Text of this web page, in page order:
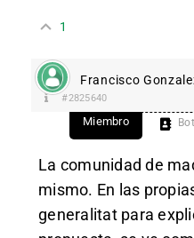
1
Francisco
#2825640
Miembro
La comunidad de
mismo. En las
generalitat para